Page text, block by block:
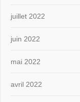
juillet 2022
juin 2022
mai 2022
avril 2022